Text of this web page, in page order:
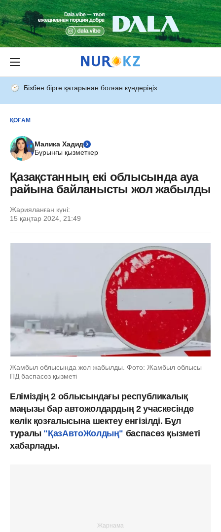
Бізбен бірге қатарынан болған күндеріңіз
ҚОҒАМ
Малика Хадид
Бұрынғы қызметкер
Қазақстанның екі облысында ауа
райына байланысты жол жабылды
Жарияланған күні:
15 қаңтар 2024, 21:49
Жамбыл облысында жол жабылды. Фото: Жамбыл облысы
ПД баспасөз қызметі
Еліміздің 2 облысындағы республикалық
маңызы бар автожолдардың 2 учаскесінде
көлік қозғалысына шектеу енгізілді. Бұл
туралы "ҚазАвтоЖолдың" баспасөз қызметі
хабарлады.